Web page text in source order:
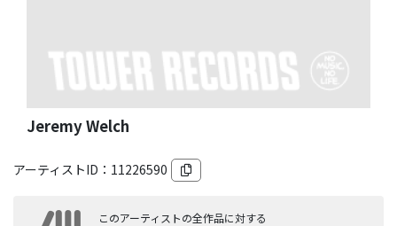
Jeremy Welch
アーティストID： 11226590
このアーティストの全作品に対する